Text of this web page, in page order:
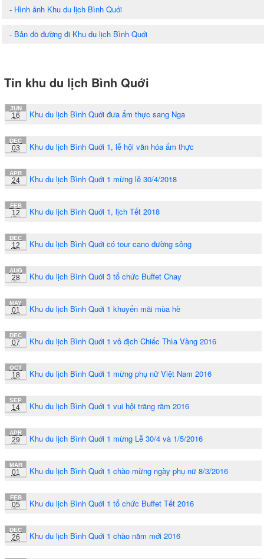
- Hình ảnh Khu du lịch Bình Quới
- Bản đồ đường đi Khu du lịch Bình Quới
Tin khu du lịch Bình Quới
JUN
16 Khu du lịch Bình Quới đưa ẩm thực sang Nga
DEC
03 Khu du lịch Bình Quới 1, lễ hội văn hóa ẩm thực
APR
24 Khu du lịch Bình Quới 1 mừng lễ 30/4/2018
FEB
12 Khu du lịch Bình Quới 1, lịch Tết 2018
DEC
12 Khu du lịch Bình Quới có tour cano đường sông
AUG
28 Khu du lịch Bình Quới 3 tổ chức Buffet Chay
MAY
01 Khu du lịch Bình Quới 1 khuyến mãi mùa hè
DEC
07 Khu du lịch Bình Quới 1 vô địch Chiếc Thìa Vàng 2016
OCT
18 Khu du lịch Bình Quới 1 mừng phụ nữ Việt Nam 2016
SEP
14 Khu du lịch Bình Quới 1 vui hội trăng rằm 2016
APR
29 Khu du lịch Bình Quới 1 mừng Lễ 30/4 và 1/5/2016
MAR
01 Khu du lịch Bình Quới 1 chào mừng ngày phụ nữ 8/3/2016
FEB
05 Khu du lịch Bình Quới 1 tổ chức Buffet Tết 2016
DEC
26 Khu du lịch Bình Quới 1 chào năm mới 2016